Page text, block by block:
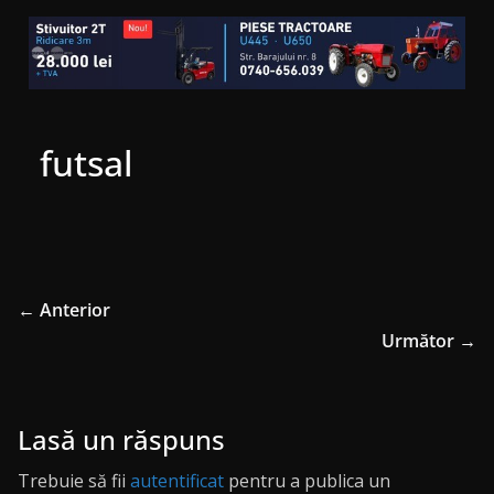
futsal
← Anterior
Următor →
Lasă un răspuns
Trebuie să fii autentificat pentru a publica un